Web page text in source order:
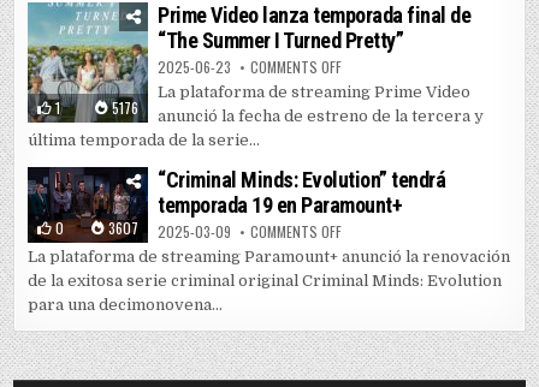
1 5176
Prime Video lanza temporada final de
“The Summer I Turned Pretty”
2025-06-23 COMMENTS OFFON PRIME VIDEO LANZA
La plataforma de streaming Prime Video
anunció la fecha de estreno de la tercera y
última temporada de la serie...
0 3607
“Criminal Minds: Evolution” tendrá
temporada 19 en Paramount+
2025-03-09 COMMENTS OFFON “CRIMINAL MINDS:
La plataforma de streaming Paramount+ anunció la renovación
de la exitosa serie criminal original Criminal Minds: Evolution
para una decimonovena...